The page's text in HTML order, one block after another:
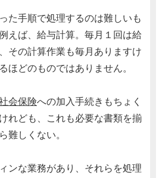
た手順で処理するのは難しいも
えば、給与計算。毎月１回は給
その計算作業も毎月ありますけ
ほどのものではありません。
会保険への加入手続きもちょく
れども、これも必要な書類を揃
難しくない。
ンな業務があり、それらを処理